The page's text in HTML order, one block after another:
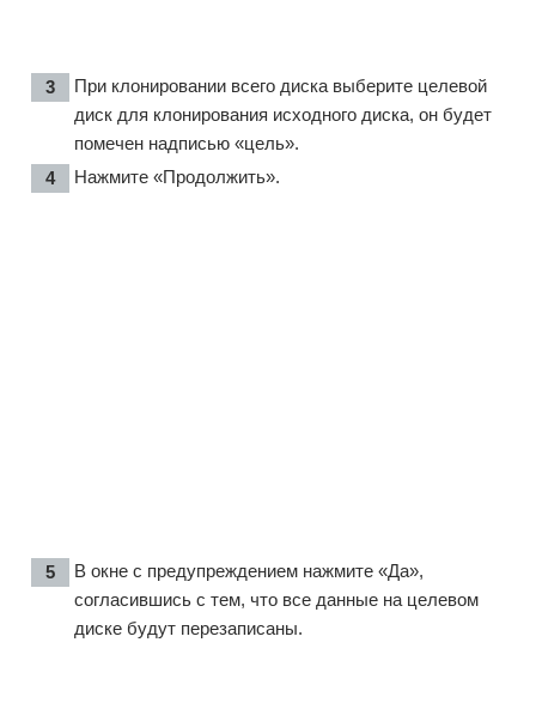
При клонировании всего диска выберите целевой
диск для клонирования исходного диска, он будет
помечен надписью «цель».
Нажмите «Продолжить».
В окне с предупреждением нажмите «Да»,
согласившись с тем, что все данные на целевом
диске будут перезаписаны.